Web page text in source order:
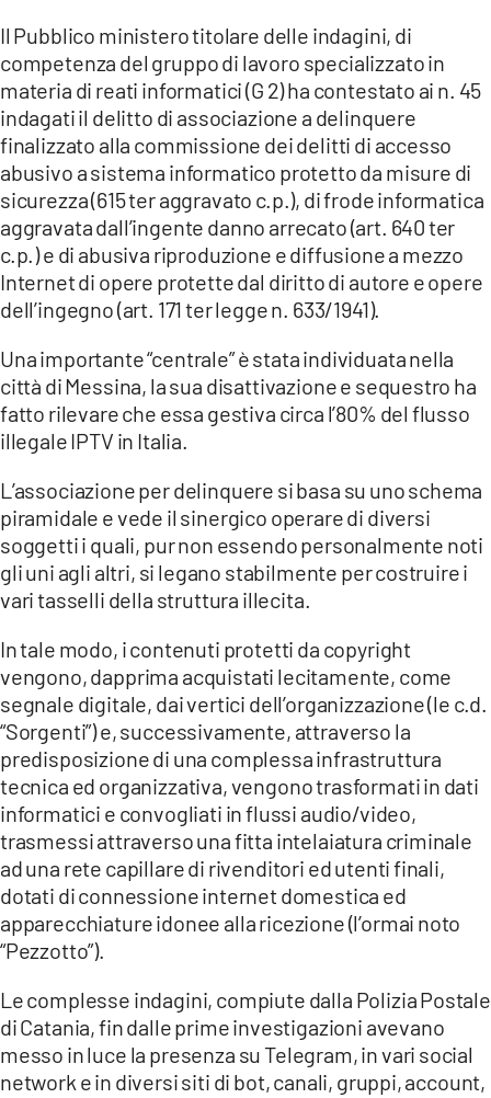
Il Pubblico ministero titolare delle indagini, di
competenza del gruppo di lavoro specializzato in
materia di reati informatici (G 2) ha contestato ai n. 45
indagati il delitto di associazione a delinquere
finalizzato alla commissione dei delitti di accesso
abusivo a sistema informatico protetto da misure di
sicurezza (615 ter aggravato c.p.), di frode informatica
aggravata dall’ingente danno arrecato (art. 640 ter
c.p.) e di abusiva riproduzione e diffusione a mezzo
Internet di opere protette dal diritto di autore e opere
dell’ingegno (art. 171 ter legge n. 633/1941).
Una importante “centrale” è stata individuata nella
città di Messina, la sua disattivazione e sequestro ha
fatto rilevare che essa gestiva circa l’80% del flusso
illegale IPTV in Italia.
L’associazione per delinquere si basa su uno schema
piramidale e vede il sinergico operare di diversi
soggetti i quali, pur non essendo personalmente noti
gli uni agli altri, si legano stabilmente per costruire i
vari tasselli della struttura illecita.
In tale modo, i contenuti protetti da copyright
vengono, dapprima acquistati lecitamente, come
segnale digitale, dai vertici dell’organizzazione (le c.d.
“Sorgenti”) e, successivamente, attraverso la
predisposizione di una complessa infrastruttura
tecnica ed organizzativa, vengono trasformati in dati
informatici e convogliati in flussi audio/video,
trasmessi attraverso una fitta intelaiatura criminale
ad una rete capillare di rivenditori ed utenti finali,
dotati di connessione internet domestica ed
apparecchiature idonee alla ricezione (l’ormai noto
“Pezzotto”).
Le complesse indagini, compiute dalla Polizia Postale
di Catania, fin dalle prime investigazioni avevano
messo in luce la presenza su Telegram, in vari social
network e in diversi siti di bot, canali, gruppi, account,